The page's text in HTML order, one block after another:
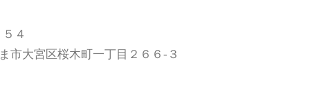
４
市大宮区桜木町一丁目２６６-３